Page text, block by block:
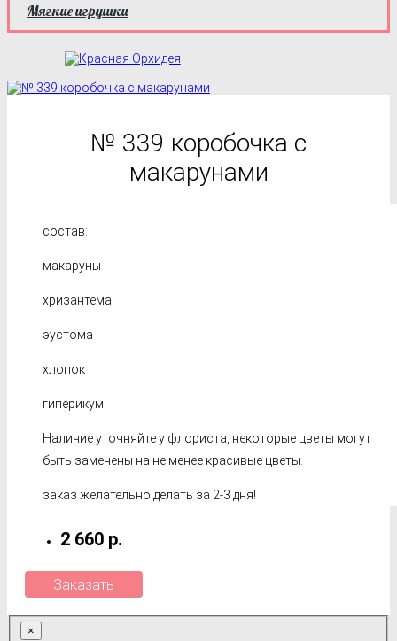
Мягкие игрушки
№ 339 коробочка с
макарунами
состав:
макаруны
хризантема
эустома
хлопок
гиперикум
Наличие уточняйте у флориста, некоторые цветы могут
быть заменены на не менее красивые цветы.
заказ желательно делать за 2-3 дня!
2 660 р.
Заказать
×